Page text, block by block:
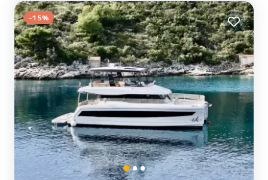
Komfort verfügt Olivia über 3 Toiletten...
-15%